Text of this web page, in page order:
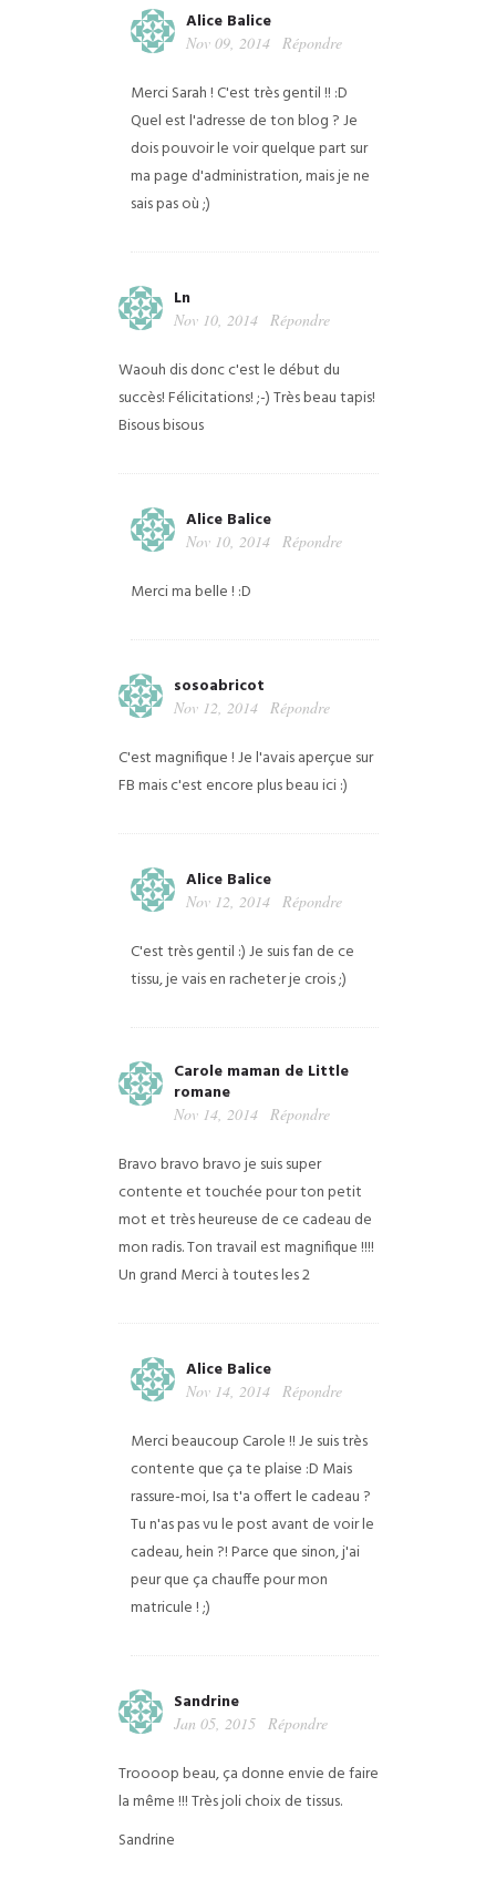
Alice Balice
Nov 09, 2014 Répondre
Merci Sarah ! C'est très gentil !! :D
Quel est l'adresse de ton blog ? Je
dois pouvoir le voir quelque part sur
ma page d'administration, mais je ne
sais pas où ;)
Ln
Nov 10, 2014 Répondre
Waouh dis donc c'est le début du
succès! Félicitations! ;-)Très beau tapis!
Bisous bisous
Alice Balice
Nov 10, 2014 Répondre
Merci ma belle ! :D
sosoabricot
Nov 12, 2014 Répondre
C'est magnifique ! Je l'avais aperçue sur
FB mais c'est encore plus beau ici :)
Alice Balice
Nov 12, 2014 Répondre
C'est très gentil :) Je suis fan de ce
tissu, je vais en racheter je crois ;)
Carole maman de Little
romane
Nov 14, 2014 Répondre
Bravo bravo bravo je suis super
contente et touchée pour ton petit
mot et très heureuse de ce cadeau de
mon radis. Ton travail est magnifique !!!!
Un grand Merci à toutes les 2
Alice Balice
Nov 14, 2014 Répondre
Merci beaucoup Carole !! Je suis très
contente que ça te plaise :D Mais
rassure-moi, Isa t'a offert le cadeau ?
Tu n'as pas vu le post avant de voir le
cadeau, hein ?! Parce que sinon, j'ai
peur que ça chauffe pour mon
matricule ! ;)
Sandrine
Jan 05, 2015 Répondre
Troooop beau, ça donne envie de faire
la même !!! Très joli choix de tissus.
Sandrine